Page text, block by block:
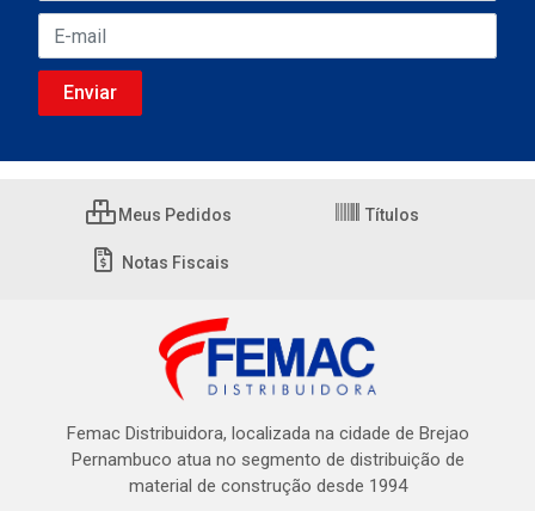
Meus Pedidos Títulos
Notas Fiscais
Femac Distribuidora, localizada na cidade de Brejao
Pernambuco atua no segmento de distribuição de
material de construção desde 1994